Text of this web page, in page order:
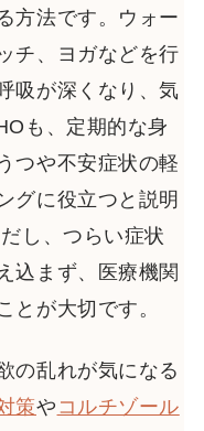
方法です。ウォー
チ、ヨガなどを行
吸が深くなり、気
も、定期的な身
つや不安症状の軽
グに役立つと説明
し、つらい症状
込まず、医療機関
とが大切です。
の乱れが気になる
策や コルチゾール